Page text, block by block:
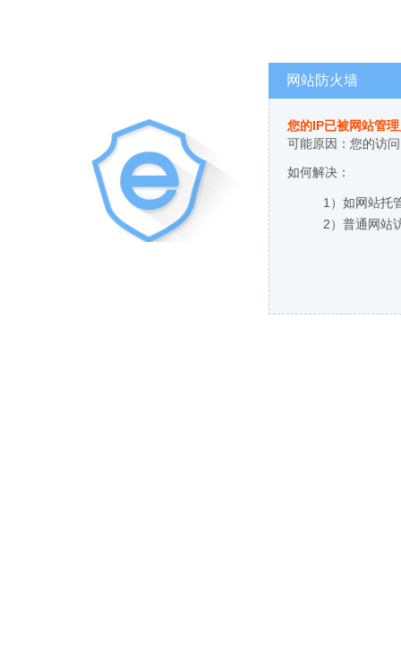
网站防火墙
您的IP已被网站管
可能原因：您的访
如何解决：
1）如网站托
2）普通网站